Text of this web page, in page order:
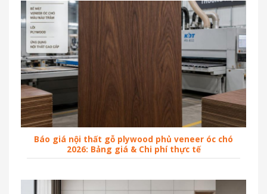
Báo giá nội thất gỗ plywood phủ veneer óc chó
2026: Bảng giá & Chi phí thực tế